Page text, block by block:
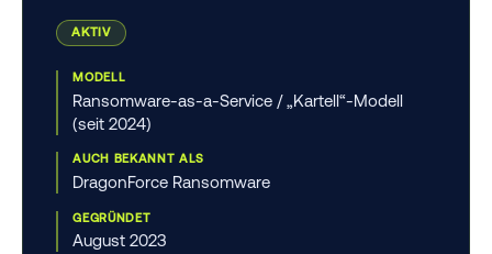
AKTIV
MODELL
Ransomware-as-a-Service / „Kartell“-Modell
(seit 2024)
AUCH BEKANNT ALS
DragonForce Ransomware
GEGRÜNDET
August 2023